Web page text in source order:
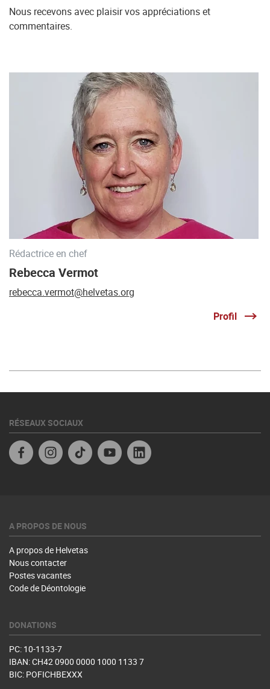
Nous recevons avec plaisir vos appréciations et
commentaires.
Rédactrice en chef
Rebecca Vermot
rebecca.vermot@helvetas.org
Profil
RÉSEAUX SOCIAUX
FacebookInstagramTikTok YouTube
A PROPOS DE NOUS
A propos de Helvetas
Nous contacter
Postes vacantes
Code de Déontologie
DONATIONS
PC: 10-1133-7
IBAN: CH42 0900 0000 1000 1133 7
BIC: POFICHBEXXX